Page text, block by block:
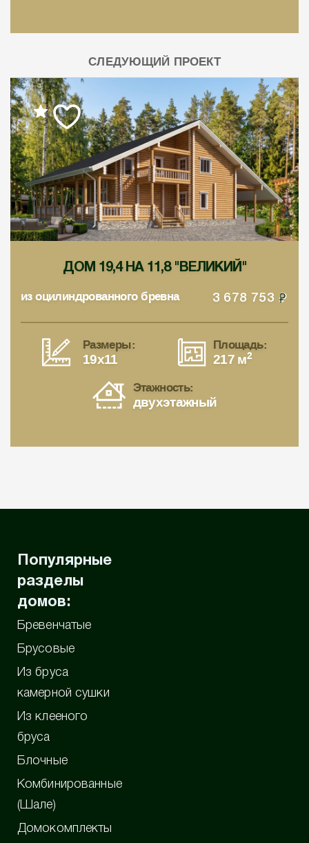
СЛЕДУЮЩИЙ ПРОЕКТ
ДОМ 19,4 НА 11,8 "ВЕЛИКИЙ"
из оцилиндрованного бревна 3 678 753
Размеры:
19x11
Площадь:
217 м2
Этажность:
двухэтажный
Популярные
разделы
домов:
Бревенчатые
Брусовые
Из бруса
камерной сушки
Из клееного
бруса
Блочные
Комбинированные
(Шале)
Домокомплекты